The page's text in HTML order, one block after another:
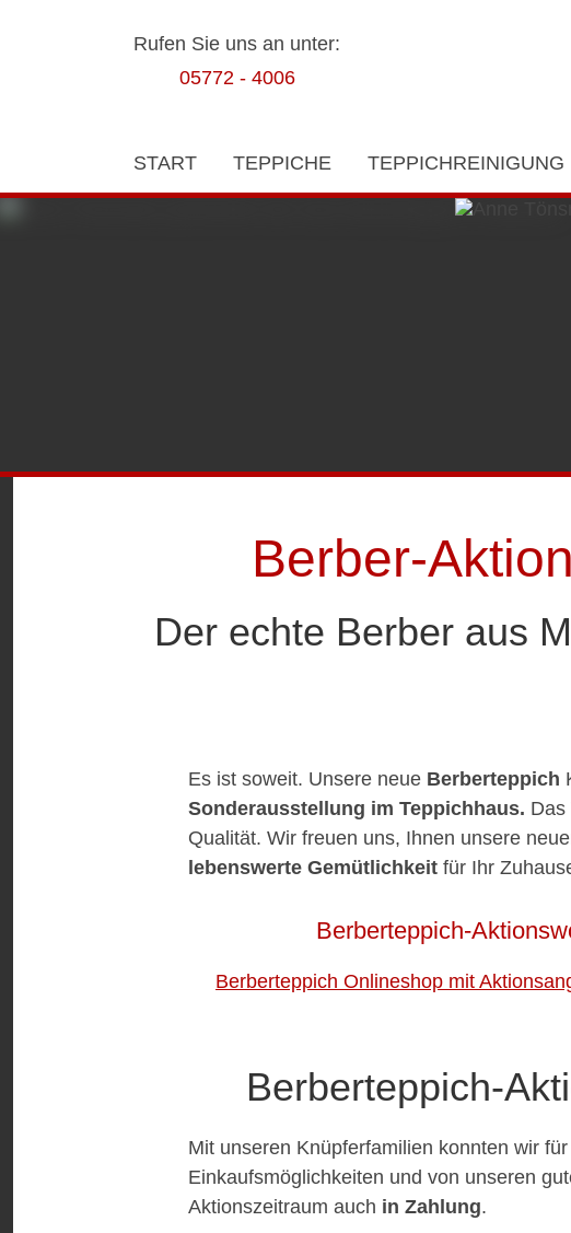
Rufen Sie uns an unter:
05772 - 4006
START TEPPICHE TEPPICHREINIGUNG
Berber-
Der echte Berber aus
Es ist soweit. Unsere neue Berberteppich
Sonderausstellung im Teppichhaus. Das
Qualität. Wir freuen uns, Ihnen unsere
lebenswerte Gemütlichkeit für Ihr
Berberteppich-
Berberteppich Onlineshop mit
Berberteppich-
Mit unseren Knüpferfamilien konnten wir
Einkaufsmöglichkeiten und von unseren
Aktionszeitraum auch in Zahlung.